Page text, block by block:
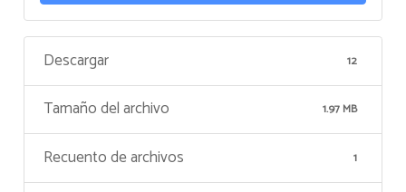
Descargar 12
Tamaño del archivo 1.97 MB
Recuento de archivos 1